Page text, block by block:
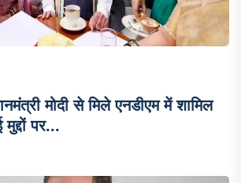
मोदी से मिले एनडीएम में शामिल
पर...